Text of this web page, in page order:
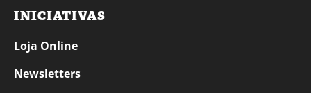
INICIATIVAS
Loja Online
Newsletters